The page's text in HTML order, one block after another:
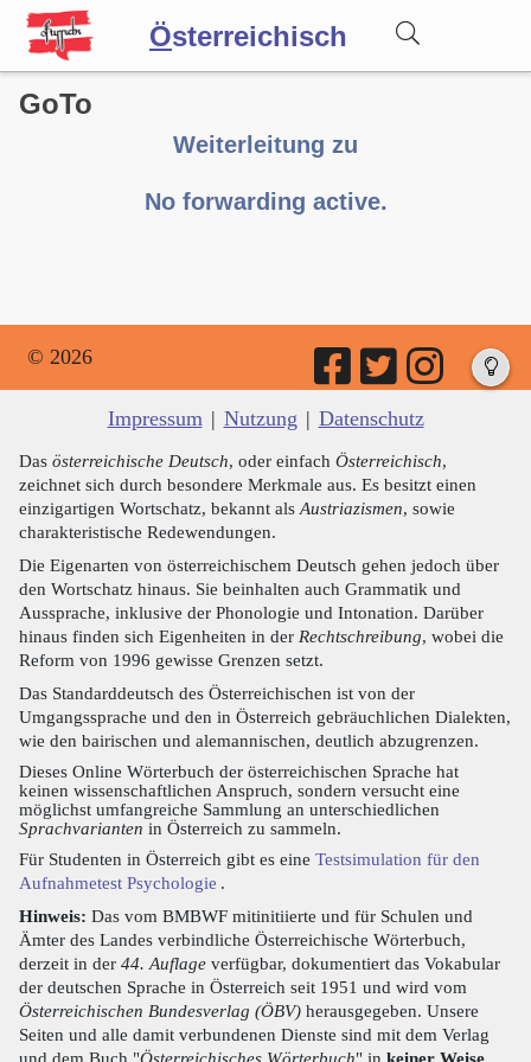
Österreichisch
Wörterbuch
GoTo
Weiterleitung zu
No forwarding active.
© 2026
Impressum | Nutzung | Datenschutz
Das österreichische Deutsch, oder einfach Österreichisch,
zeichnet sich durch besondere Merkmale aus. Es besitzt einen
einzigartigen Wortschatz, bekannt als Austriazismen, sowie
charakteristische Redewendungen.
Die Eigenarten von österreichischem Deutsch gehen jedoch über
den Wortschatz hinaus. Sie beinhalten auch Grammatik und
Aussprache, inklusive der Phonologie und Intonation. Darüber
hinaus finden sich Eigenheiten in der Rechtschreibung, wobei die
Reform von 1996 gewisse Grenzen setzt.
Das Standarddeutsch des Österreichischen ist von der
Umgangssprache und den in Österreich gebräuchlichen Dialekten,
wie den bairischen und alemannischen, deutlich abzugrenzen.
Dieses Online Wörterbuch der österreichischen Sprache hat
keinen wissenschaftlichen Anspruch, sondern versucht eine
möglichst umfangreiche Sammlung an unterschiedlichen
Sprachvarianten in Österreich zu sammeln.
Für Studenten in Österreich gibt es eine Testsimulation für den
Aufnahmetest Psychologie .
Hinweis: Das vom BMBWF mitinitiierte und für Schulen und
Ämter des Landes verbindliche Österreichische Wörterbuch,
derzeit in der 44. Auflage verfügbar, dokumentiert das Vokabular
der deutschen Sprache in Österreich seit 1951 und wird vom
Österreichischen Bundesverlag (ÖBV) herausgegeben. Unsere
Seiten und alle damit verbundenen Dienste sind mit dem Verlag
und dem Buch "Österreichisches Wörterbuch" in keiner Weise